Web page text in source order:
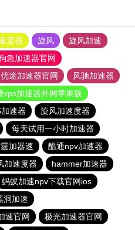
度器 旋风
旋风加速
急加速器官网
优途加速器官网
风驰加速器
vps加速器外网苹果版
速器
旋风加速度器
每天试用一小时加速器
加器速
酷通npv加速器
加速度器
hammer加速器
蚂蚁加速npv下载官网ios
洞加速
速官网
极光加速器官网